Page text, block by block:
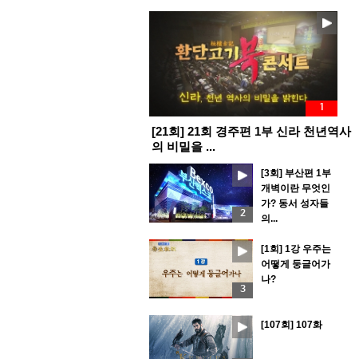
1
[21회] 21회 경주편 1부 신라 천년역사
의 비밀을 ...
2
[3회] 부산편 1부
개벽이란 무엇인
가? 동서 성자들
의...
3
[1회] 1강 우주는
어떻게 둥글어가
나?
[107회] 107화